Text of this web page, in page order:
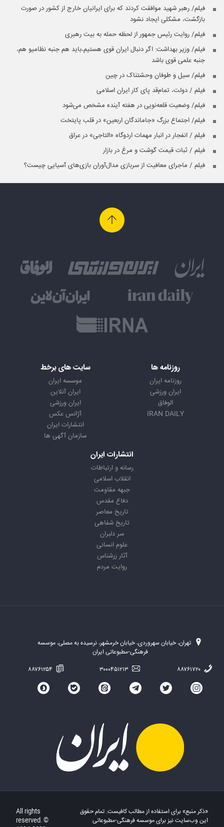
فیلم/ رهبر شهید موافقت کردند که برای ایرانیان خارج از کشور در صورت
بازگشت، مشکلی ایجاد نشود
فیلم/ روایت رئیس جمهور از لحظه حمله به بیت رهبری
فیلم/ وزیر بهداشت: اگر دنبال ایران قوی هستیم،باید هم جنبه نظامیو هم،
جنبه علمی قوی باشد
فیلم/ سیل و طوفان وحشتناک در چین
فیلم / دولت، تمام‌قد پای کار ایران اسلامی
فیلم/ وضعیت قلعه‌نویی در هفته آینده مشخص می‌شود
فیلم/ اجتماع بزرگ «جاماندگان اربعین» در قلب پایتخت
فیلم / انفجار در انبار مهمات اردوگاه «التاجی» در عراق
فیلم / ثبات قیمت گوشت و مرغ در بازار
فیلم / ماجرای معافیت از سربازی مدال‌آوران بازی‌های آسیایی چیست؟
روزنامه ها
روزنامه ایران
ایران ورزشی
الوفاق
IRAN DAILY
سایت های برخط
موسسه ایران
ایران آنلاین
ایران ورزشی
آژانس عکس
انتشارات ایران
سازمان آگهی ها
انتشارات ایران
رسانه و ارتباطات
انقلاب اسلامی
جبهه مقاومت
دفاع مقدس
تاریخ معاصر
تاریخ شفاهی
سر دلبران
علوم انسانی
آثار زرشناس
روایت مردم
تهران، خیابان سهروردی، خیابان خرمشهر، نرسیده به مصلی، موسسه
فرهنگی-مطبوعاتی ایران
«ذکر منبع» برای استفاده از مطالب کافیست. تمام حقوق
این وب‌سایت نیز برای موسسه فرهنگی-مطبوعاتی
All rights
reserved. ©